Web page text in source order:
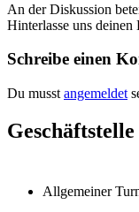
An der Diskussion
Hinterlasse uns deinen
Schreibe einen
Du musst angemeldet
Geschäftstelle
Allgemeiner